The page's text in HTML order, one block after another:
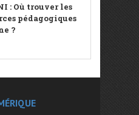
: Où trouver les
pédagogiques
?